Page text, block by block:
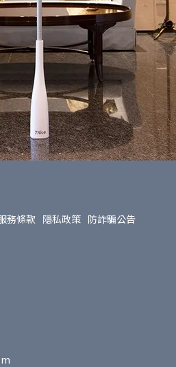
務條款 隱私政策 防詐騙公告